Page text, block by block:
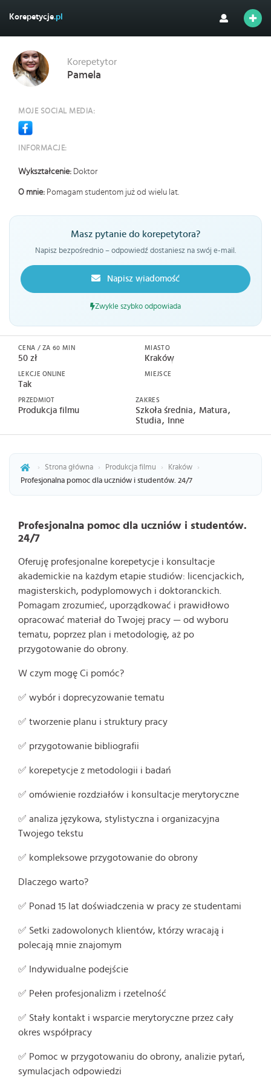
Korepetycje.pl
Korepetytor
Pamela
MOJE SOCIAL MEDIA:
INFORMACJE:
Wykształcenie: Doktor
O mnie: Pomagam studentom już od wielu lat.
Masz pytanie do korepetytora?
Napisz bezpośrednio – odpowiedź dostaniesz na swój e-mail.
Napisz wiadomość
Zwykle szybko odpowiada
CENA / ZA 60 MIN
50 zł
LEKCJE ONLINE
Tak
MIASTO
Kraków
MIEJSCE
PRZEDMIOT
Produkcja filmu
ZAKRES
Szkoła średnia Matura
Studia
Inne
› Strona główna › Produkcja filmu › Kraków
›
Profesjonalna pomoc dla uczniów i studentów. 24/7
Profesjonalna pomoc dla uczniów i studentów.
24/7
Oferuję profesjonalne korepetycje i konsultacje
akademickie na każdym etapie studiów: licencjackich,
magisterskich, podyplomowych i doktoranckich.
Pomagam zrozumieć, uporządkować i prawidłowo
opracować materiał do Twojej pracy — od wyboru
tematu, poprzez plan i metodologię, aż po
przygotowanie do obrony.
W czym mogę Ci pomóc?
✅ wybór i doprecyzowanie tematu
✅ tworzenie planu i struktury pracy
✅ przygotowanie bibliografii
✅ korepetycje z metodologii i badań
✅ omówienie rozdziałów i konsultacje merytoryczne
✅ analiza językowa, stylistyczna i organizacyjna
Twojego tekstu
✅ kompleksowe przygotowanie do obrony
Dlaczego warto?
✅ Ponad 15 lat doświadczenia w pracy ze studentami
✅ Setki zadowolonych klientów, którzy wracają i
polecają mnie znajomym
✅ Indywidualne podejście
✅ Pełen profesjonalizm i rzetelność
✅ Stały kontakt i wsparcie merytoryczne przez cały
okres współpracy
✅ Pomoc w przygotowaniu do obrony, analizie pytań,
symulacjach odpowiedzi